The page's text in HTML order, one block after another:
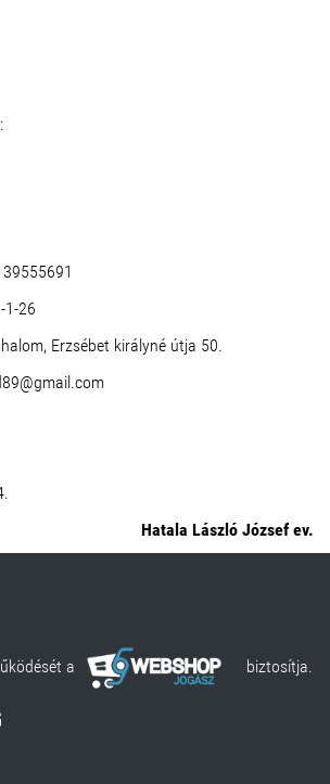
1-26
Erzsébet királyné útja 50.
Hatala László József ev.
a biztosítja.